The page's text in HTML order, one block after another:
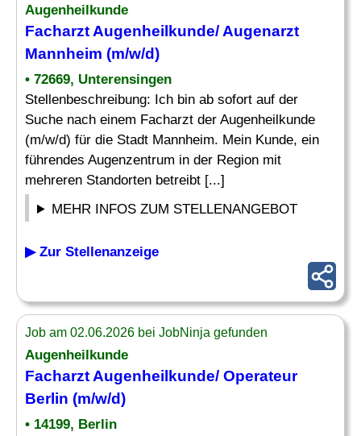
Augenheilkunde
Facharzt Augenheilkunde/ Augenarzt
Mannheim (m/w/d)
• 72669, Unterensingen
Stellenbeschreibung: Ich bin ab sofort auf der
Suche nach einem Facharzt der Augenheilkunde
(m/w/d) für die Stadt Mannheim. Mein Kunde, ein
führendes Augenzentrum in der Region mit
mehreren Standorten betreibt [...]
MEHR INFOS ZUM STELLENANGEBOT
▶ Zur Stellenanzeige
Job am 02.06.2026 bei JobNinja gefunden
Augenheilkunde
Facharzt Augenheilkunde/ Operateur
Berlin (m/w/d)
• 14199, Berlin